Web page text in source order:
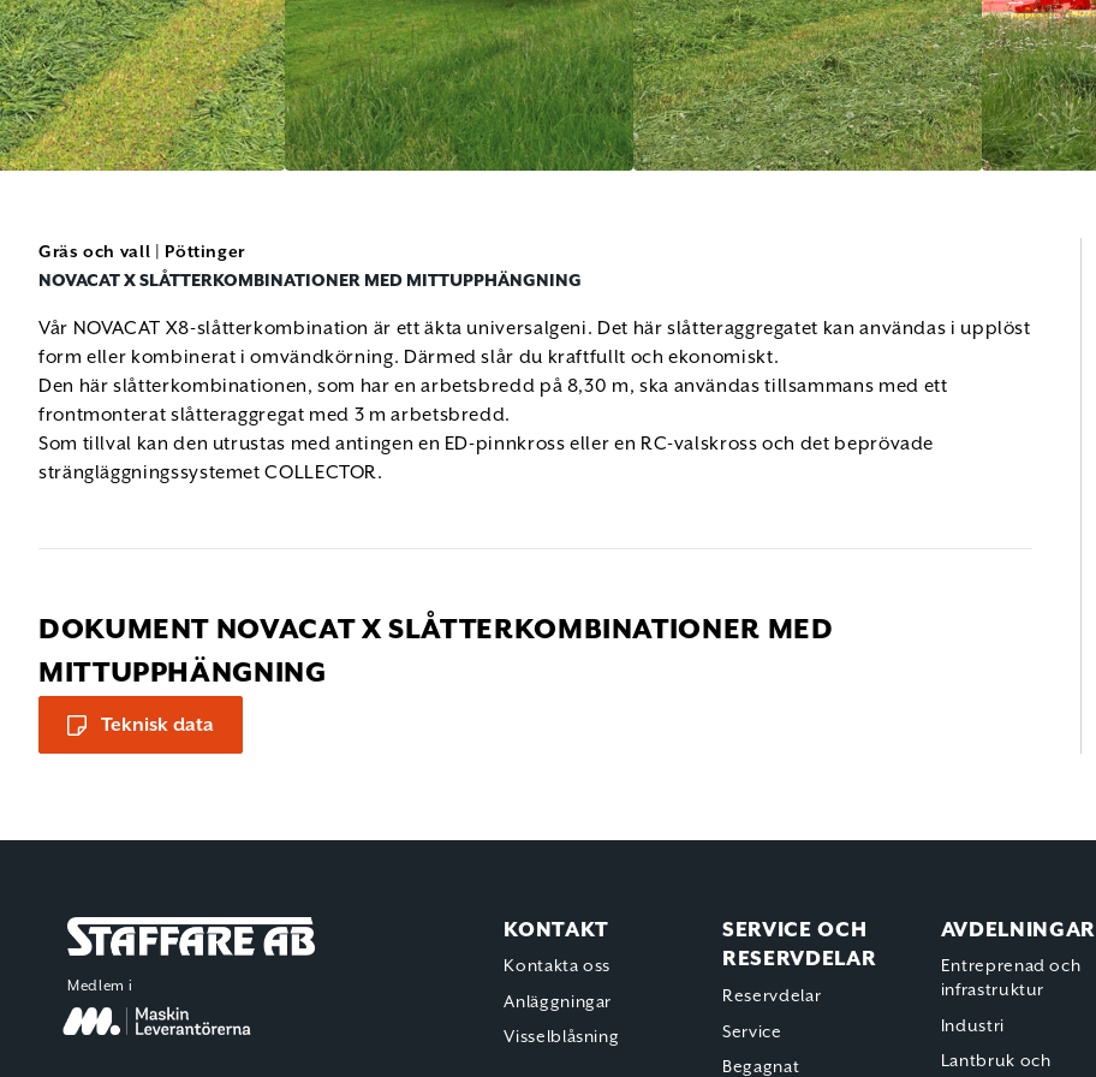
Gräs och vall
Pöttinger
NOVACAT X SLÅTTERKOMBINATIONER MED MITTUPPHÄNGNING
Vår NOVACAT X8-slåtterkombination är ett äkta universalgeni. Det här slåtteraggregatet kan användas i upplöst
form eller kombinerat i omvändkörning. Därmed slår du kraftfullt och ekonomiskt.
Den här slåtterkombinationen, som har en arbetsbredd på 8,30 m, ska användas tillsammans med ett
frontmonterat slåtteraggregat med 3 m arbetsbredd.
Som tillval kan den utrustas med antingen en ED-pinnkross eller en RC-valskross och det beprövade
strängläggningssystemet COLLECTOR.
DOKUMENT NOVACAT X SLÅTTERKOMBINATIONER MED
MITTUPPHÄNGNING
Teknisk data
Staffare AB
Medlem i
KONTAKT
Kontakta oss
Anläggningar
Visselblåsning
SERVICE OCH
RESERVDELAR
Reservdelar
Service
Begagnat
AVDELNINGAR
Entreprenad och
infrastruktur
Industri
Lantbruk och